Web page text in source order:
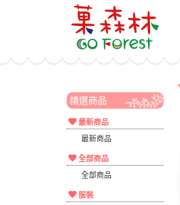
精選商品
最新商品
最新商品
全部商品
全部商品
服裝